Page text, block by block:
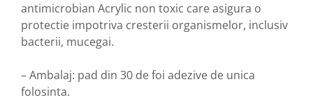
antimicrobian Acrylic non toxic care asigura o
protectie impotriva cresterii organismelor, inclusiv
bacterii, mucegai.
– Ambalaj: pad din 30 de foi adezive de unica
folosinta.